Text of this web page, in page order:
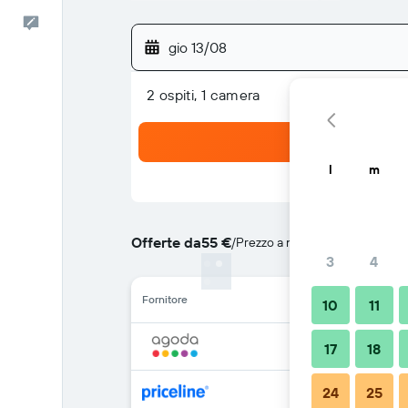
gio 13/08
2 ospiti, 1 camera
Offerte da55 €/Prezzo a notte più conveniente
Fornitore
l m
3 4
10 11
17 18
24 25